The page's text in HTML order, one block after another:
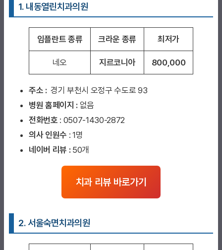
1. 내동열린치과의원
임플란트 종류 크라운 종류 최저가
네오 지르코니아 800,000
주소 : 경기 부천시 오정구 수도로 93
병원 홈페이지 : 없음
전화번호 : 0507-1430-2872
의사 인원수 : 1명
네이버 리뷰 : 50개
치과 리뷰 바로가기
2. 서울숙면치과의원